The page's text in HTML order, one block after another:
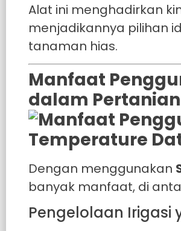
Alat ini menghadirkan
menjadikannya pilihan
tanaman hias.
Manfaat
dalam Pertanian
Dengan menggunakan
banyak manfaat, di
Pengelolaan Irigasi